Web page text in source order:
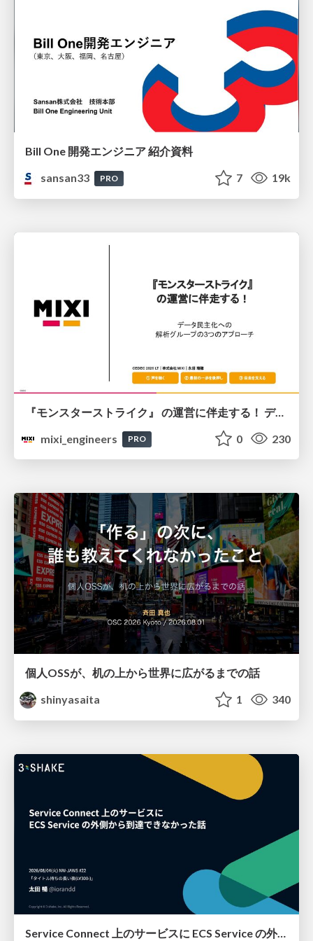
Bill One 開発エンジニア 紹介資料
sansan33
PRO 7 19k
『モンスターストライク』 の運営に伴走する！ データ民主化への 解析グループの3つのアプローチ
mixi_engineers
PRO 0 230
個人OSSが、机の上から世界に広がるまでの話
shinyasaita
1 340
Service Connect 上のサービスに ECS Service の外側から到達できなかった話